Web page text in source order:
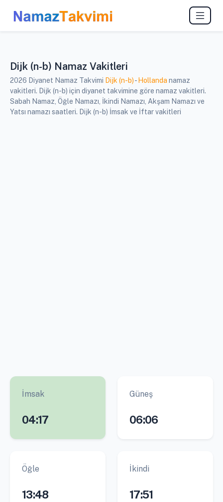
Dijk (n-b) Namaz Vakitleri
2026 Diyanet Namaz Takvimi Dijk (n-b)- Hollanda namaz
vakitleri. Dijk (n-b) için diyanet takvimine göre namaz vakitleri.
Sabah Namaz, Öğle Namazı, İkindi Namazı, Akşam Namazı ve
Yatsı namazı saatleri. Dijk (n-b) İmsak ve İftar vakitleri
İmsak
04:17
Güneş
06:06
Öğle
13:48
İkindi
17:51